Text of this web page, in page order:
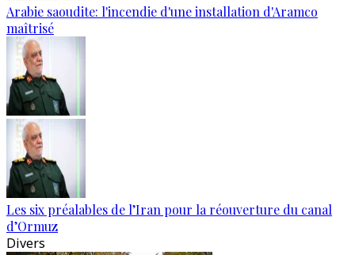
Arabie saoudite: l'incendie d'une installation d'Aramco
maîtrisé
Les six préalables de l’Iran pour la réouverture du canal
d’Ormuz
Divers